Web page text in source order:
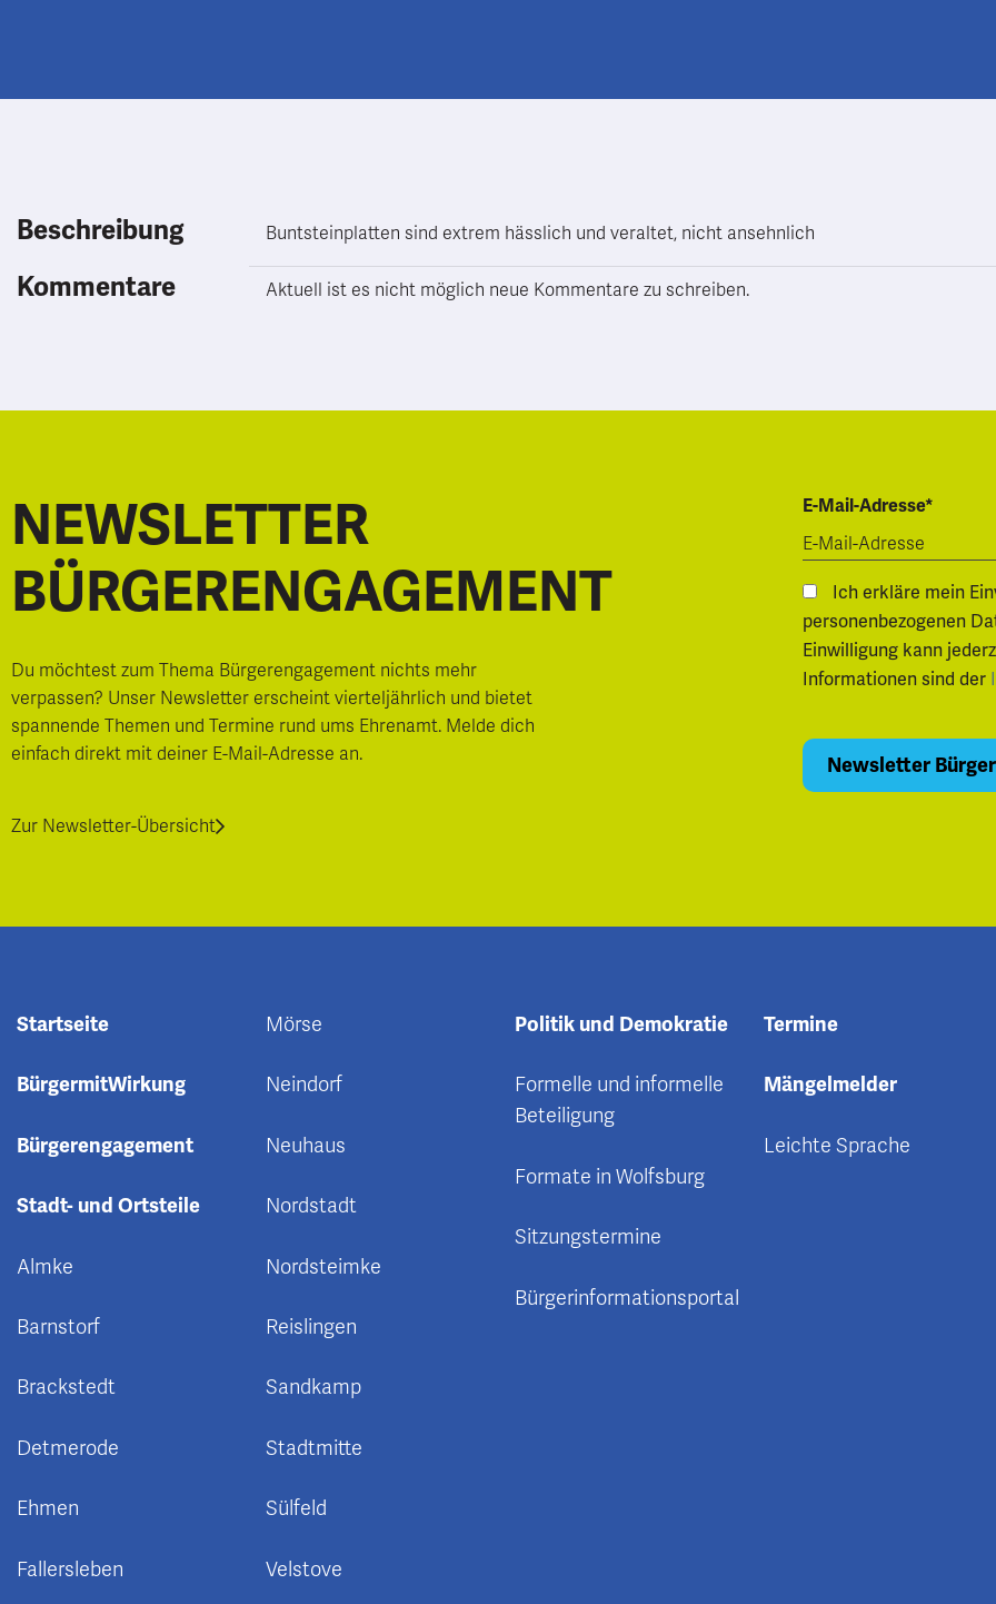
Beschreibung Buntsteinplatten sind extrem hässlich und veraltet, nicht ansehnlich
Kommentare Aktuell ist es nicht möglich neue Kommentare zu schreiben.
NEWSLETTER
BÜRGERENGAGEMENT
Du möchtest zum Thema Bürgerengagement nichts mehr
verpassen? Unser Newsletter erscheint vierteljährlich und bietet
spannende Themen und Termine rund ums Ehrenamt. Melde dich
einfach direkt mit deiner E-Mail-Adresse an.
Zur Newsletter-Übersicht
E-Mail-Adresse*
Ich erkläre mein
personenbezogenen
Einwilligung kann
Informationen sind der
Startseite
BürgermitWirkung
Bürgerengagement
Stadt- und Ortsteile
Almke
Barnstorf
Brackstedt
Detmerode
Ehmen
Fallersleben
Mörse
Neindorf
Neuhaus
Nordstadt
Nordsteimke
Reislingen
Sandkamp
Stadtmitte
Sülfeld
Velstove
Politik und Demokratie
Formelle und informelle
Beteiligung
Formate in Wolfsburg
Sitzungstermine
Bürgerinformationsportal
Termine
Mängelmelder
Leichte Sprache